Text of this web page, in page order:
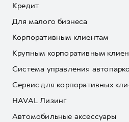
Кредит
Для малого бизнеса
Корпоративным клиентам
Крупным корпоративным
Система управления
Сервис для корпоративных
HAVAL Лизинг
Автомобильные аксессуары